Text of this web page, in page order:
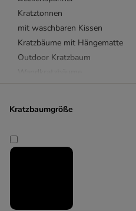
Kratztonnen
mit waschbaren Kissen
Kratzbäume mit Hängematte
Outdoor Kratzbaum
Naturkratzbäume aus Holz
Designed by Lotte Kratzbäume
Kratzbaumgröße